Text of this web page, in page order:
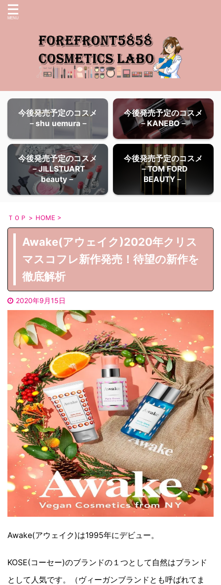
今後発売予定のコスメ
－shu uemura－
今後発売予定のコスメ
－KANEBO－
今後発売予定のコスメ
－JILLSTUART
beauty－
今後発売予定のコスメ
－TOM FORD
BEAUTY－
ＴＯＰ > HOME >
Awake(アウェイク)2020年クリス
マスコフレ新作発売！待望の新作を
徹底解析
2020年9月15日
Awake(アウェイク)は1995年にデビュー。
KOSE(コーセー)のブランドの１つとして自然はブランド
として人気です。（ヴィーガンブランドとも呼ばれてま